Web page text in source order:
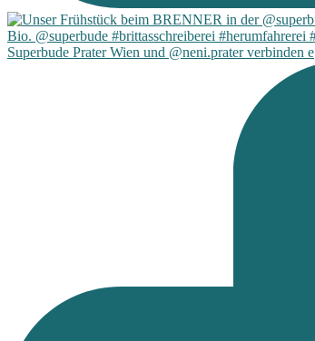
Superbude Prater Wien und @neni.prater verbinden e